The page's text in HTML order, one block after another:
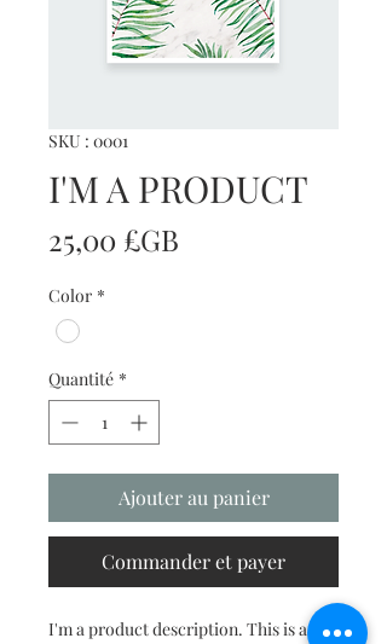
SKU : 0001
I'M A PRODUCT
25,00 £GB
Color *
Quantité *
Ajouter au panier
Commander et payer
I'm a product description. This is a